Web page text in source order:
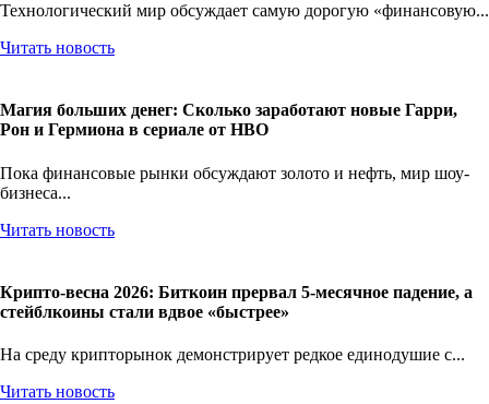
Технологический мир обсуждает самую дорогую «финансовую...
Читать новость
Магия больших денег: Сколько заработают новые Гарри,
Рон и Гермиона в сериале от HBO
Пока финансовые рынки обсуждают золото и нефть, мир шоу-
бизнеса...
Читать новость
Крипто-весна 2026: Биткоин прервал 5-месячное падение, а
стейблкоины стали вдвое «быстрее»
На среду крипторынок демонстрирует редкое единодушие с...
Читать новость